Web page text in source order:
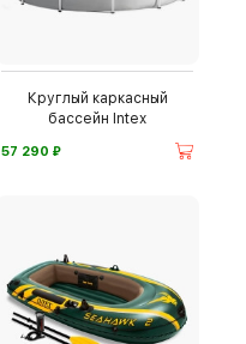
Круглый каркасный
бассейн Intex
57 290 ⃏